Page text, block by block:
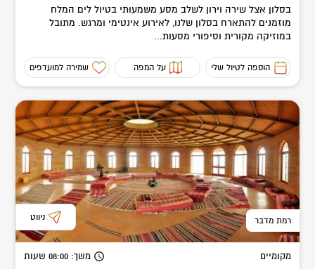
בסלון אצל שירה וירון לשלב מסע משמעותי בטיול לים המלח
מוזמנים להתארח בסלון שלנו, לאירוע אינטימי ומרגש. מתובל
במוזיקה מקורית וסיפורי מסעות...
הוספה לטיול שלי על המפה שמירה למועדפים
רמת מדבר ניווט
מקומיים משך: 08:00 שעות